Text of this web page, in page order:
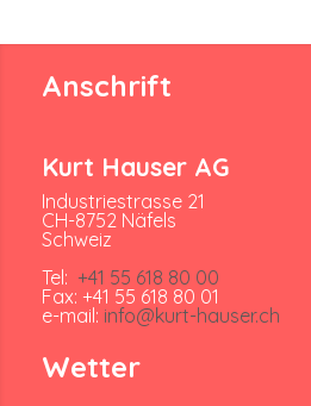
Anschrift
Kurt Hauser AG
Industriestrasse 21
CH-8752 Näfels
Schweiz
Tel: +41 55 618 80 00
Fax: +41 55 618 80 01
e-mail: info@kurt-hauser.ch
Wetter